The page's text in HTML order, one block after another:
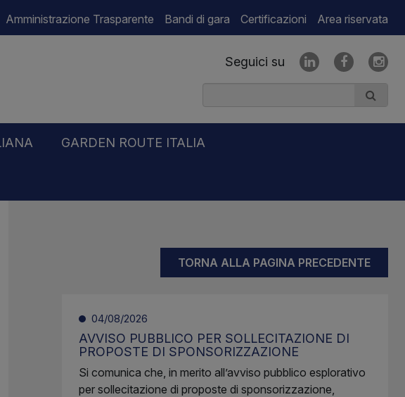
Amministrazione Trasparente Bandi di gara Certificazioni Area riservata
Seguici su
GARDEN ROUTE ITALIA
TORNA ALLA PAGINA PRECEDENTE
04/08/2026
AVVISO PUBBLICO PER SOLLECITAZIONE DI
PROPOSTE DI SPONSORIZZAZIONE
Si comunica che, in merito all’avviso pubblico esplorativo
per sollecitazione di proposte di sponsorizzazione,